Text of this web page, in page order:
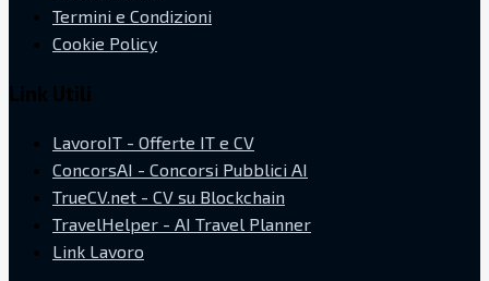
Termini e Condizioni
Cookie Policy
LavoroIT - Offerte IT e CV
ConcorsAI - Concorsi Pubblici AI
TrueCV.net - CV su Blockchain
TravelHelper - AI Travel Planner
Link Lavoro